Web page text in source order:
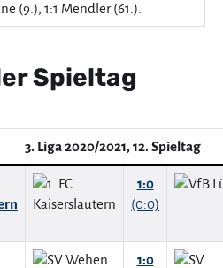
(9.), 1:1 Mendler (61.).
Spieltag
3. Liga 2020/2021, 12. Spieltag
1:0
(0:0)
1:0